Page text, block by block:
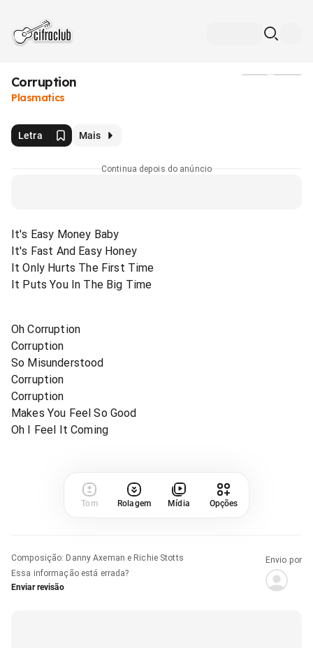
Corruption
Plasmatics
Letra Mais
Continua depois do anúncio
It's Easy Money Baby
It's Fast And Easy Honey
It Only Hurts The First Time
It Puts You In The Big Time
Oh Corruption
Corruption
So Misunderstood
Corruption
Corruption
Makes You Feel So Good
Oh I Feel It Coming
Tom Rolagem Mídia Opções
Composição: Danny Axeman e Richie Stotts
Essa informação está errada?
Enviar revisão
Envio por